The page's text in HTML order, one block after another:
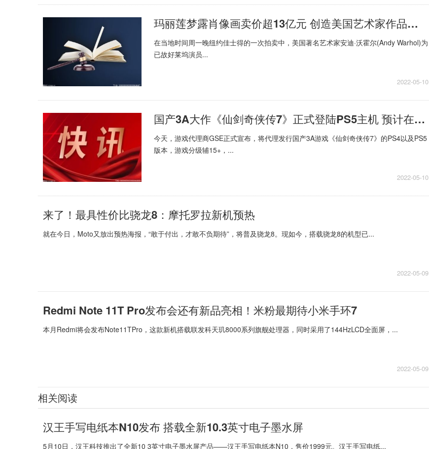
玛丽莲梦露肖像画卖价超13亿元 创造美国艺术家作品最高拍卖纪录
在当地时间周一晚纽约佳士得的一次拍卖中，美国著名艺术家安迪·沃霍尔(Andy Warhol)为
已故好莱坞演员...
2022-05-10
国产3A大作《仙剑奇侠传7》正式登陆PS5主机 预计在2022年内推出
今天，游戏代理商GSE正式宣布，将代理发行国产3A游戏《仙剑奇侠传7》的PS4以及PS5
版本，游戏分级辅15+，...
2022-05-10
来了！最具性价比骁龙8：摩托罗拉新机预热
就在今日，Moto又放出预热海报，“敢于付出，才敢不负期待”，将普及骁龙8。现如今，搭载骁龙8的机型已...
2022-05-09
Redmi Note 11T Pro发布会还有新品亮相！米粉最期待小米手环7
本月Redmi将会发布Note11TPro，这款新机搭载联发科天玑8000系列旗舰处理器，同时采用了144HzLCD全面屏，...
2022-05-09
相关阅读
汉王手写电纸本N10发布 搭载全新10.3英寸电子墨水屏
5月10日，汉王科技推出了全新10 3英寸电子墨水屏产品——汉王手写电纸本N10，售价1999元。汉王手写电纸...